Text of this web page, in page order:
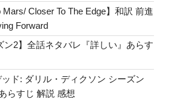
Mars/ Closer To The Edge】和訳 前進
Forward
ン2】全話ネタバレ『詳しい』あらす
ッド: ダリル・ディクソン シーズン
らすじ 解説 感想